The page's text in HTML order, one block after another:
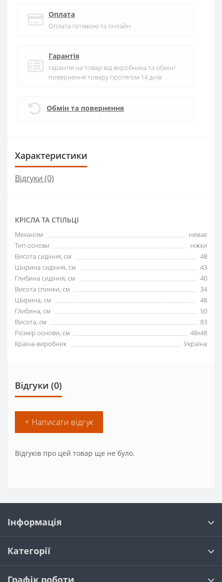
Оплата
Оплата готівкою та онлайн
Гарантія
гарантія на товар від виробника та обмін/
повернення товару протягом 14 днів
Обмін та повернення
Характеристики
Відгуки (0)
КРІСЛА ТА СТІЛЬЦІ
Механізм
немає
Тип основи
ніжки
Висота сидіння, см
48
Ширина сидіння, см
43
Глибина сидіння, см
40
Висота спинки, см
34
Ширина, см
48
Глибина, см
50
Висота, см
83
Розмір основи, см
48x48
Країна-виробник
Україна
Відгуки (0)
+ Написати відгук
Відгуків про цей товар ще не було.
Інформація
Категорії
Графік роботи